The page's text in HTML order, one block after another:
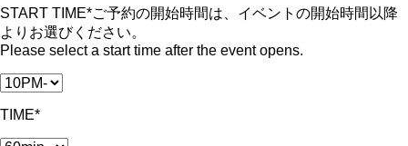
START TIME*ご予約の開始時間は、イベントの開始時間以降
よりお選びください。
Please select a start time after the event opens.
TIME*